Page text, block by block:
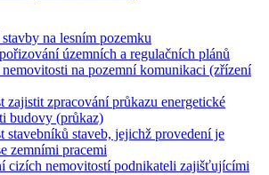
na lesním pozemku
územních a regulačních plánů
na pozemní komunikaci (zřízení
zajistit zpracování průkazu energetické
budovy (průkaz)
stavebníků staveb, jejichž provedení je
zemními pracemi
cizích nemovitostí podnikateli zajišťujícími